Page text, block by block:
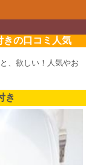
きの口コミ人気
、欲しい！人気やお
き